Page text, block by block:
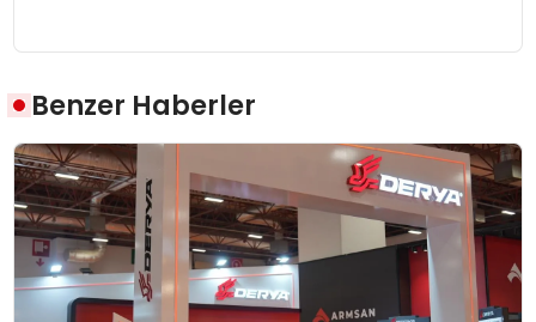
Benzer Haberler